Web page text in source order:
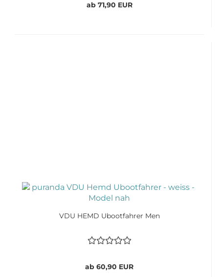
ab 71,90 EUR
VDU HEMD Ubootfahrer Men
ab 60,90 EUR